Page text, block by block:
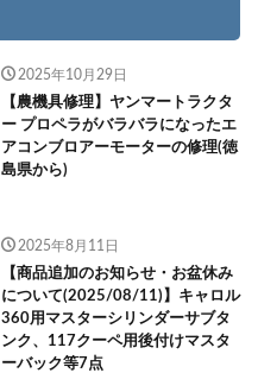
2025年10月29日
【農機具修理】ヤンマートラクタ
ー プロペラがバラバラになったエ
アコンブロアーモーターの修理(徳
島県から)
2025年8月11日
【商品追加のお知らせ・お盆休み
について(2025/08/11)】キャロル
360用マスターシリンダーサブタ
ンク、117クーペ用後付けマスタ
ーバック等7点